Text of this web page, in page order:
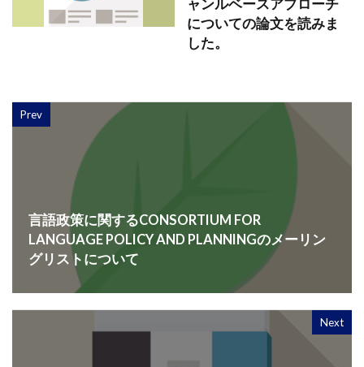
ャンルベースアプローチ
についての論文を読みま
した。
Prev
言語政策に関するCONSORTIUM FOR
LANGUAGE POLICY AND PLANNINGのメーリン
グリストについて
Next